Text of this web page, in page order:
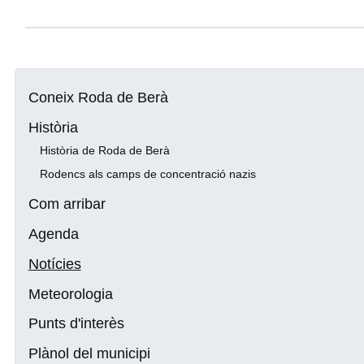
Coneix Roda de Berà
Història
Història de Roda de Berà
Rodencs als camps de concentració nazis
Com arribar
Agenda
Notícies
Meteorologia
Punts d'interès
Plànol del municipi